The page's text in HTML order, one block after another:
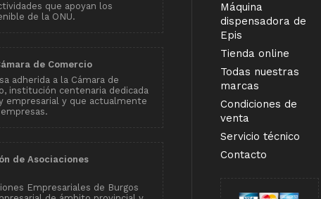
que apoyan los
de la ONU.
de Comercio
adherida a la Cámara de
institución centenaria dedicada
empresarial y que actualmente
de Asociaciones
Empresariales de Burgos
Máquina
dispensadora de
Epis
Tienda online
Todas nuestras
marcas
Condiciones de
venta
Servicio técnico
Contacto